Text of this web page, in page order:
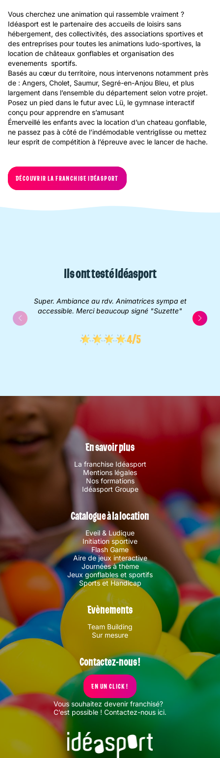
Vous cherchez une animation qui rassemble vraiment ?
Idéasport est le partenaire des accueils de loisirs sans
hébergement, des collectivités, des associations sportives et
des entreprises pour toutes les animations ludo-sportives, la
location de châteaux gonflables et organisation des
evenements sportifs.
Basés au cœur du territoire, nous intervenons notamment près
de : Angers, Cholet, Saumur, Segré-en-Anjou Bleu, et plus
largement dans l’ensemble du département selon votre projet.
Posez un pied dans le futur avec Lü, le gymnase interactif
conçu pour apprendre en s’amusant
Émerveillé les enfants avec la location d’un chateau gonflable,
ne passez pas à côté de l’indémodable ventriglisse ou mettez
leur esprit de compétition à l’épreuve avec le lancer de hache.
DÉCOUVRIR LA FRANCHISE IDÉASPORT
Ils ont testé Idéasport
Super. Ambiance au rdv. Animatrices sympa et
accessible. Merci beaucoup signé "Suzette"
4/5
En savoir plus
La franchise Idéasport
Mentions légales
Nos formations
Idéasport Groupe
Catalogue à la location
Eveil & Ludique
Initiation sportive
Flash Game
Aire de jeux interactive
Journées à thème
Jeux gonflables et sportifs
Sports et Handicap
Evènements
Team Building
Sur mesure
Contactez-nous !
EN UN CLICK !
Vous souhaitez devenir franchisé?
C’est possible ! Contactez-nous ici.